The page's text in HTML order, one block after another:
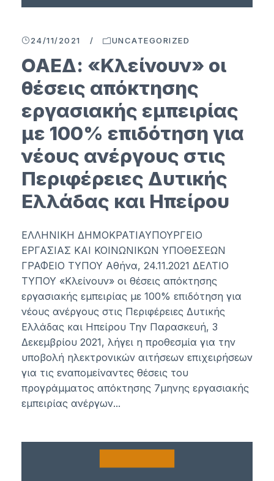
24/11/2021 / UNCATEGORIZED
ΟΑΕΔ: «Κλείνουν» οι
θέσεις απόκτησης
εργασιακής εμπειρίας
με 100% επιδότηση για
νέους ανέργους στις
Περιφέρειες Δυτικής
Ελλάδας και Ηπείρου
ΕΛΛΗΝΙΚΗ ΔΗΜΟΚΡΑΤΙΑΥΠΟΥΡΓΕΙΟ
ΕΡΓΑΣΙΑΣ ΚΑΙ ΚΟΙΝΩΝΙΚΩΝ ΥΠΟΘΕΣΕΩΝ
ΓΡΑΦΕΙΟ ΤΥΠΟΥ Αθήνα, 24.11.2021 ΔΕΛΤΙΟ
ΤΥΠΟΥ «Κλείνουν» οι θέσεις απόκτησης
εργασιακής εμπειρίας με 100% επιδότηση για
νέους ανέργους στις Περιφέρειες Δυτικής
Ελλάδας και Ηπείρου Την Παρασκευή, 3
Δεκεμβρίου 2021, λήγει η προθεσμία για την
υποβολή ηλεκτρονικών αιτήσεων επιχειρήσεων
για τις εναπομείναντες θέσεις του
προγράμματος απόκτησης 7μηνης εργασιακής
εμπειρίας ανέργων...